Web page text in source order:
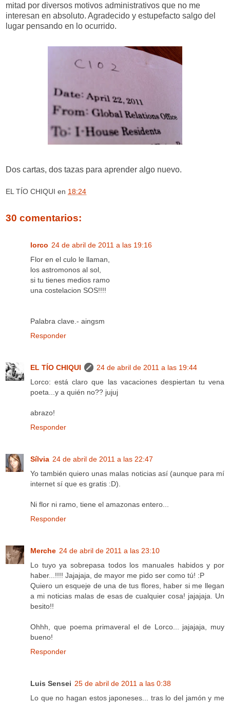
mitad por diversos motivos administrativos que no me
interesan en absoluto. Agradecido y estupefacto salgo del
lugar pensando en lo ocurrido.
Dos cartas, dos tazas para aprender algo nuevo.
EL TÍO CHIQUI en 18:24
30 comentarios:
lorco 24 de abril de 2011 a las 19:16
Flor en el culo le llaman,
los astromonos al sol,
si tu tienes medios ramo
una costelacion SOS!!!!
Palabra clave.- aingsm
Responder
EL TÍO CHIQUI
24 de abril de 2011 a las 19:44
Lorco: está claro que las vacaciones despiertan tu vena
poeta...y a quién no?? jujuj
abrazo!
Responder
Sílvia 24 de abril de 2011 a las 22:47
Yo también quiero unas malas noticias así (aunque para mí
internet sí que es gratis :D).
Ni flor ni ramo, tiene el amazonas entero...
Responder
Merche 24 de abril de 2011 a las 23:10
Lo tuyo ya sobrepasa todos los manuales habidos y por
haber...!!!! Jajajaja, de mayor me pido ser como tú! :P
Quiero un esqueje de una de tus flores, haber si me llegan
a mi noticias malas de esas de cualquier cosa! jajajaja. Un
besito!!
Ohhh, que poema primaveral el de Lorco... jajajaja, muy
bueno!
Responder
Luis Sensei 25 de abril de 2011 a las 0:38
Lo que no hagan estos japoneses... tras lo del jamón y me